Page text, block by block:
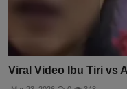
Viral Video Ibu Tiri vs